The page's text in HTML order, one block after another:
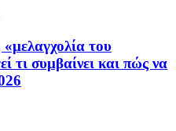
του
τι συμβαίνει και πώς να